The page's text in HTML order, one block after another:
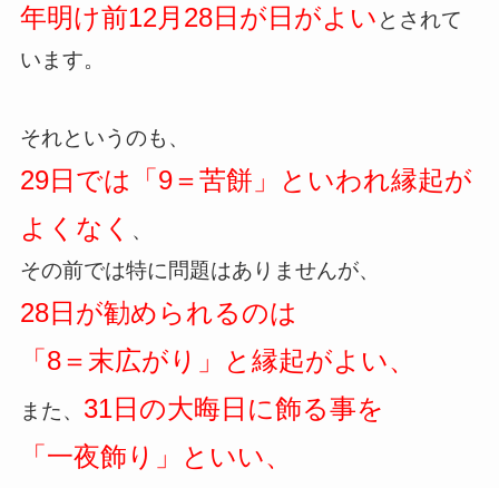
年明け前12月28日が日がよい とされて
います。
それというのも、
29日では「9＝苦餅」といわれ縁起が
よくなく 、
その前では特に問題はありませんが、
28日が勧められるのは
「8＝末広がり」と縁起がよい、
また、 31日の大晦日に飾る事を
「一夜飾り」といい、